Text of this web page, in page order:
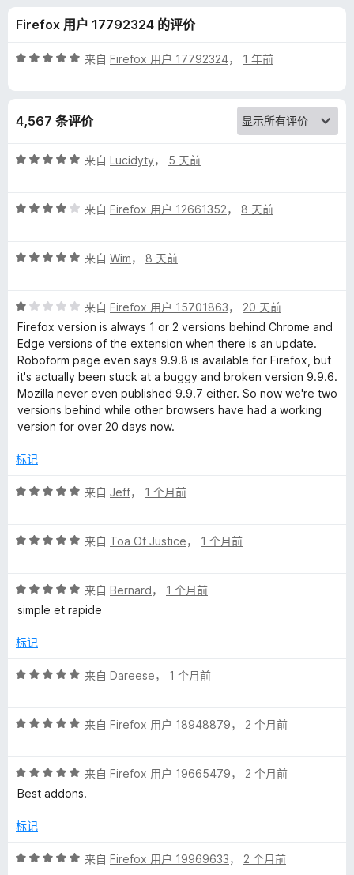
r
m
a
s
s
r
d
M
a
a
g
e
r
价
Firefox 用户 17792324 的评价
评
5
来自 Firefox 用户 17792324， 1 年前
4,567 条评价
评
/
来自 Lucidyty， 5 天前
评
/
来自 Firefox 用户 12661352， 8 天前
评
/
5
来自 Wim， 8 天前
评
分
1
/
5
来自 Firefox 用户 15701863， 20 天前
Firefox version is always 1 or 2 versions behind Chrome and
Edge versions of the extension when there is an update.
Roboform page even says 9.9.8 is available for Firefox, but
it's actually been stuck at a buggy and broken version 9.9.6.
Mozilla never even published 9.9.7 either. So now we're two
versions behind while other browsers have had a working
version for over 20 days now.
标记
评
/
来自 Jeff， 1 个月前
评
/
5
来自 Toa Of Justice， 1 个月前
评
分
/
来自 Bernard， 1 个月前
simple et rapide
标记
评
/
来自 Dareese， 1 个月前
评
/
5
来自 Firefox 用户 18948879， 2 个月前
评
分
/
来自 Firefox 用户 19665479， 2 个月前
Best addons.
标记
评
来自 Firefox 用户 19969633， 2 个月前